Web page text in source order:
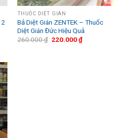
THUỐC DIỆT GIÁN
Bả Diệt Gián ZENTEK – Thuốc
Diệt Gián Đức Hiệu Quả
260.000₫ 220.000₫